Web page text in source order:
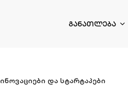
ᲒᲐᲜᲐᲗᲚᲔᲑᲐ
ინოვაციები და სტარტაპები